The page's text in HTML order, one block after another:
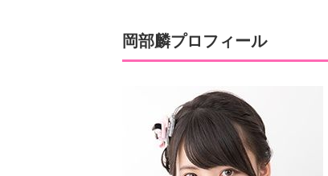
岡部麟プロフィール